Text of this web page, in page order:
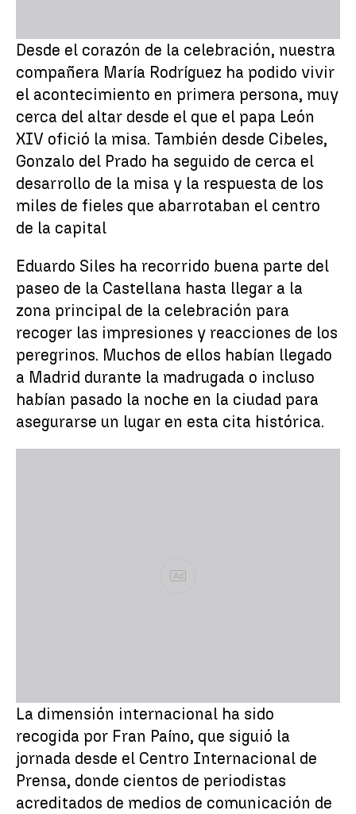
Desde el corazón de la celebración, nuestra
compañera María Rodríguez ha podido vivir
el acontecimiento en primera persona, muy
cerca del altar desde el que el papa León
XIV ofició la misa. También desde Cibeles,
Gonzalo del Prado ha seguido de cerca el
desarrollo de la misa y la respuesta de los
miles de fieles que abarrotaban el centro
de la capital
Eduardo Siles ha recorrido buena parte del
paseo de la Castellana hasta llegar a la
zona principal de la celebración para
recoger las impresiones y reacciones de los
peregrinos. Muchos de ellos habían llegado
a Madrid durante la madrugada o incluso
habían pasado la noche en la ciudad para
asegurarse un lugar en esta cita histórica.
Ad
La dimensión internacional ha sido
recogida por Fran Paíno, que siguió la
jornada desde el Centro Internacional de
Prensa, donde cientos de periodistas
acreditados de medios de comunicación de